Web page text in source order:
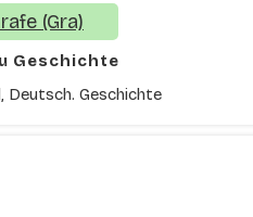
(Gra)
Geschichte
Deutsch. Geschichte